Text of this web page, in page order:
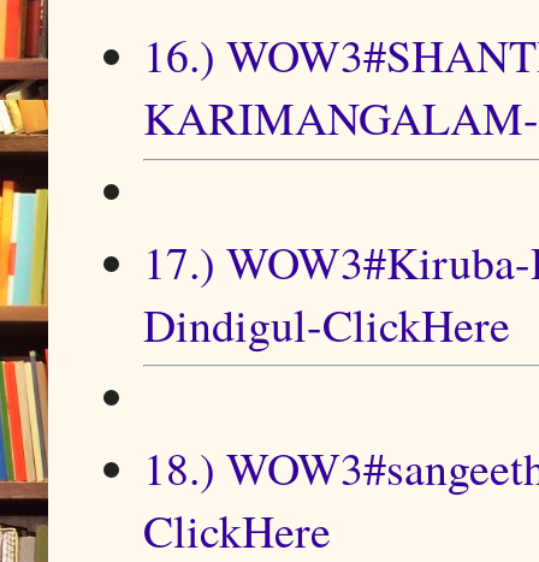
16.)
17.)
Dindigul-ClickHere
18.)
ClickHere